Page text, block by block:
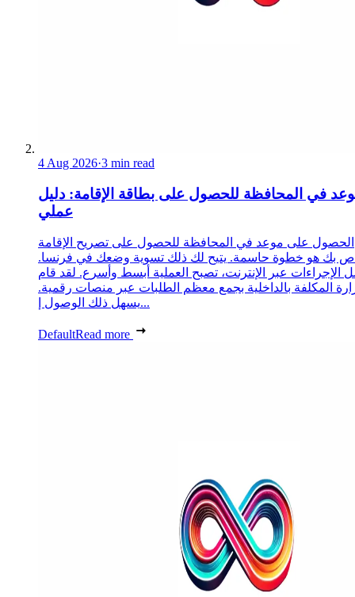
4 Aug 2026·3 min read
في المحافظة للحصول على بطاقة الإقامة: دليل
عملي
الحصول على موعد في المحافظة للحصول على تصريح الإقامة
بك هو خطوة حاسمة. يتيح لك ذلك تسوية وضعك في فرنسا.
الإجراءات عبر الإنترنت، تصبح العملية أبسط وأسرع. لقد قام
المكلفة بالداخلية بجمع معظم الطلبات عبر منصات رقمية.
يسهل ذلك الوصول إ...
DefaultRead more